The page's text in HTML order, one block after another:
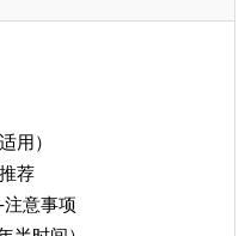
用）‌
荐
意事项